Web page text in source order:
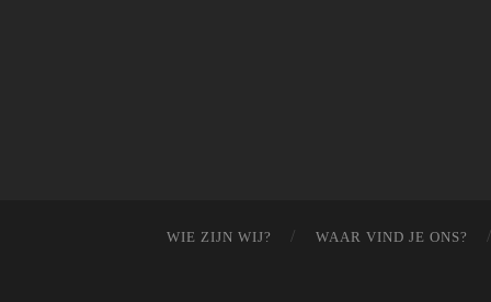
WIE ZIJN WIJ? WAAR VIND JE ONS?